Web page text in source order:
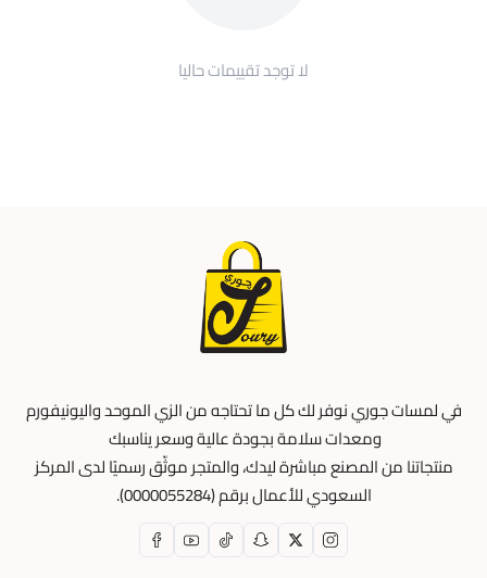
لا يحتاج للمبيضات عند الغسيل.
لمسات جوري، فهو لباس عمل فضفاض مريح للغاية،يجمع ما
بين النعومة والمتانة ومقاومة التجاعيد، كما أن قصّته المريحة
لا توجد تقييمات حاليا
في لمسات جوري نوفر لك كل ما تحتاجه من الزي الموحد واليونيفورم
ومعدات سلامة بجودة عالية وسعر يناسبك
منتجاتنا من المصنع مباشرة ليدك، والمتجر موثّق رسميًا لدى المركز
السعودي للأعمال برقم (0000055284).